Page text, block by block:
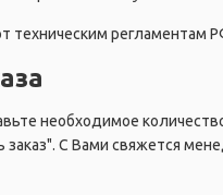
техническим регламентам
необходимое
С Вами свяжется